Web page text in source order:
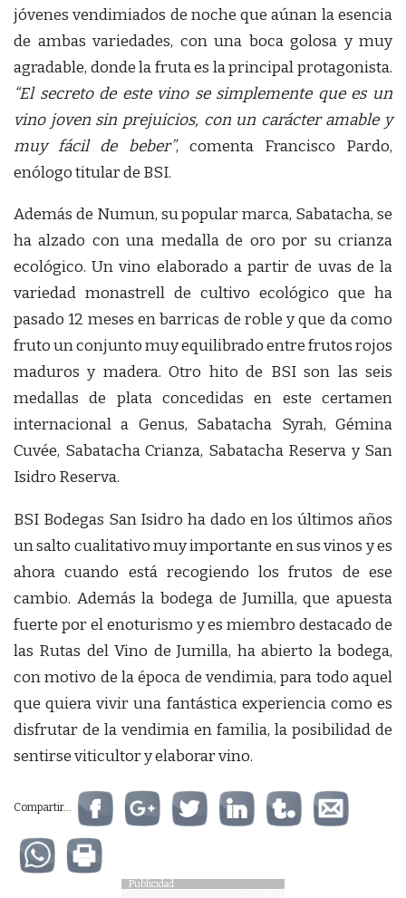
jóvenes vendimiados de noche que aúnan la esencia
de ambas variedades, con una boca golosa y muy
agradable, donde la fruta es la principal protagonista.
“El secreto de este vino se simplemente que es un
vino joven sin prejuicios, con un carácter amable y
muy fácil de beber”, comenta Francisco Pardo,
enólogo titular de BSI.
Además de Numun, su popular marca, Sabatacha, se
ha alzado con una medalla de oro por su crianza
ecológico. Un vino elaborado a partir de uvas de la
variedad monastrell de cultivo ecológico que ha
pasado 12 meses en barricas de roble y que da como
fruto un conjunto muy equilibrado entre frutos rojos
maduros y madera. Otro hito de BSI son las seis
medallas de plata concedidas en este certamen
internacional a Genus, Sabatacha Syrah, Gémina
Cuvée, Sabatacha Crianza, Sabatacha Reserva y San
Isidro Reserva.
BSI Bodegas San Isidro ha dado en los últimos años
un salto cualitativo muy importante en sus vinos y es
ahora cuando está recogiendo los frutos de ese
cambio. Además la bodega de Jumilla, que apuesta
fuerte por el enoturismo y es miembro destacado de
las Rutas del Vino de Jumilla, ha abierto la bodega,
con motivo de la época de vendimia, para todo aquel
que quiera vivir una fantástica experiencia como es
disfrutar de la vendimia en familia, la posibilidad de
sentirse viticultor y elaborar vino.
Compartir...
Publicidad